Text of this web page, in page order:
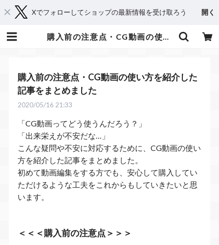
Xでフォローしてショップの最新情報を受け取ろう 開く
購入前の注意点・CG動画の使い方を紹介した記事をまとめました | てれそ
購入前の注意点・CG動画の使い方を紹介した
記事をまとめました
2020/05/16 21:33
「CG動画ってどう使うんだろう？」
「出来栄えが不安だな…」
こんな疑問や不安に対応するために、CG動画の使い
方を紹介した記事をまとめました。
初めて動画編集をする方でも、安心して購入してい
ただけるような工夫をこれからもしていきたいと思
います。
＜＜＜購入前の注意点＞＞＞